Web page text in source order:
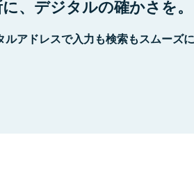
、デジタルの確かさを。
ルアドレスで入力も検索もスムーズ